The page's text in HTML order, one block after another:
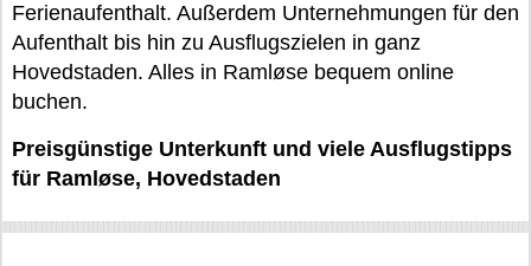
Ferienaufenthalt. Außerdem Unternehmungen für den
Aufenthalt bis hin zu Ausflugszielen in ganz
Hovedstaden. Alles in Ramløse bequem online
buchen.
Preisgünstige Unterkunft und viele Ausflugstipps
für Ramløse, Hovedstaden